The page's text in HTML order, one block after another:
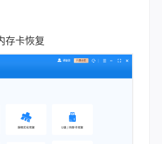
存卡恢复